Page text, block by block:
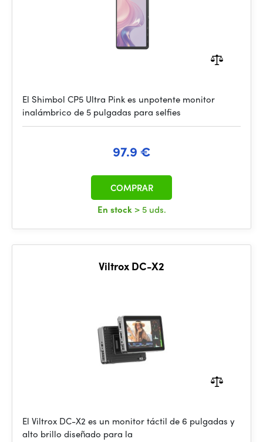
El Shimbol CP5 Ultra Pink es unpotente monitor
inalámbrico de 5 pulgadas para selfies
97.9 €
En stock > 5 uds.
COMPRAR
Viltrox DC-X2
El Viltrox DC-X2 es un monitor táctil de 6 pulgadas y
alto brillo diseñado para la